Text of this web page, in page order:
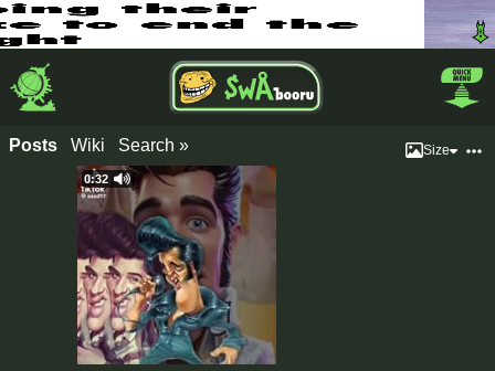
Posts Wiki Search » Size
0:32